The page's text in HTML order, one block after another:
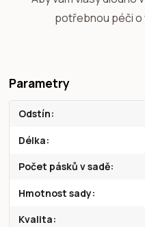
potřebnou péči o
Parametry
Odstín
Délka
Počet pásků v sadě
Hmotnost sady
Kvalita